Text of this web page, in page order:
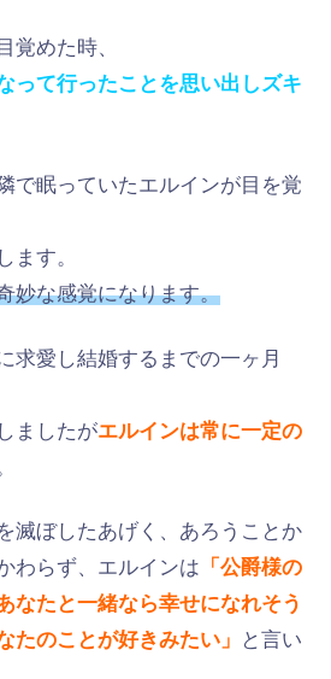
覚めた時、
って行ったことを思い出しズキ
で眠っていたエルインが目を覚
ます。
妙な感覚になります。
求愛し結婚するまでの一ヶ月
ましたがエルインは常に一定の
滅ぼしたあげく、あろうことか
わらず、エルインは 「公爵様の
なたと一緒なら幸せになれそう
たのことが好きみたい」
と言い